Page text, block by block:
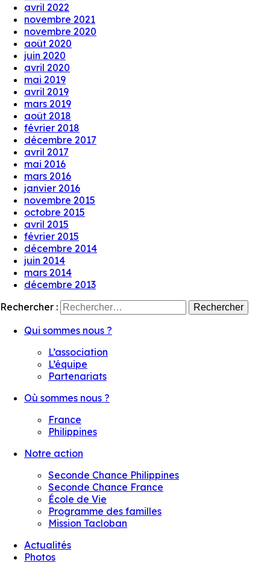
avril 2022
novembre 2021
novembre 2020
août 2020
juin 2020
avril 2020
mai 2019
avril 2019
mars 2019
août 2018
février 2018
décembre 2017
avril 2017
mai 2016
mars 2016
janvier 2016
novembre 2015
octobre 2015
avril 2015
février 2015
décembre 2014
juin 2014
mars 2014
décembre 2013
Rechercher :
Qui sommes nous ?
L’association
L’équipe
Partenariats
Où sommes nous ?
France
Philippines
Notre action
Seconde Chance Philippines
Seconde Chance France
École de Vie
Programme des familles
Mission Tacloban
Actualités
Photos